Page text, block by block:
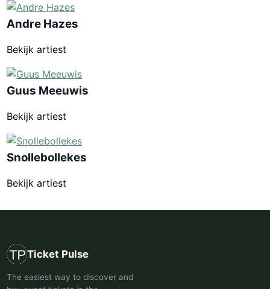
Andre Hazes
Bekijk artiest
Guus Meeuwis
Bekijk artiest
Snollebollekes
Bekijk artiest
Ticket Pulse
The easiest way to discover and